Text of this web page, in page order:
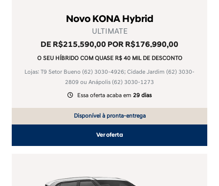
Novo KONA Hybrid
ULTIMATE
DE R$215.590,00 POR R$176.990,00
O SEU HÍBRIDO COM QUASE R$ 40 MIL DE DESCONTO
Lojas: T9 Setor Bueno (62) 3030-4926; Cidade Jardim (62) 3030-
2809 ou Anápolis (62) 3030-1273
Essa oferta acaba em 29 dias
Disponível à pronta-entrega
Ver oferta